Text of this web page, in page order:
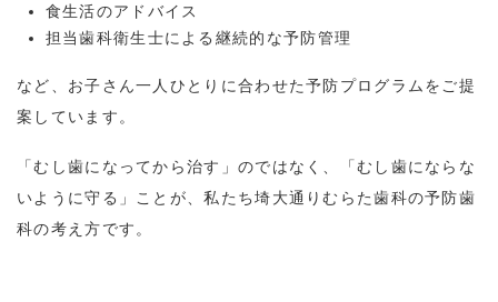
食生活のアドバイス
担当歯科衛生士による継続的な予防管理
など、お子さん一人ひとりに合わせた予防プログラムをご提
案しています。
「むし歯になってから治す」のではなく、「むし歯にならな
いように守る」ことが、私たち埼大通りむらた歯科の予防歯
科の考え方です。